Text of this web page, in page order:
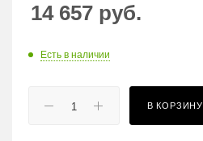
14 657 руб.
Есть в наличии
В КОРЗИНУ